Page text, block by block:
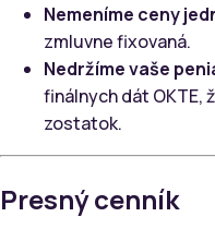
Nemeníme ceny
zmluvne fixovaná.
Nedržíme vaše
finálnych dát OKTE,
zostatok.
Presný cenník